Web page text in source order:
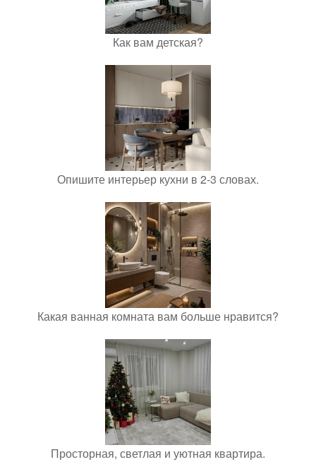
Как вам детская?
Опишите интерьер кухни в 2-3 словах.
Какая ванная комната вам больше нравится?
Просторная, светлая и уютная квартира.